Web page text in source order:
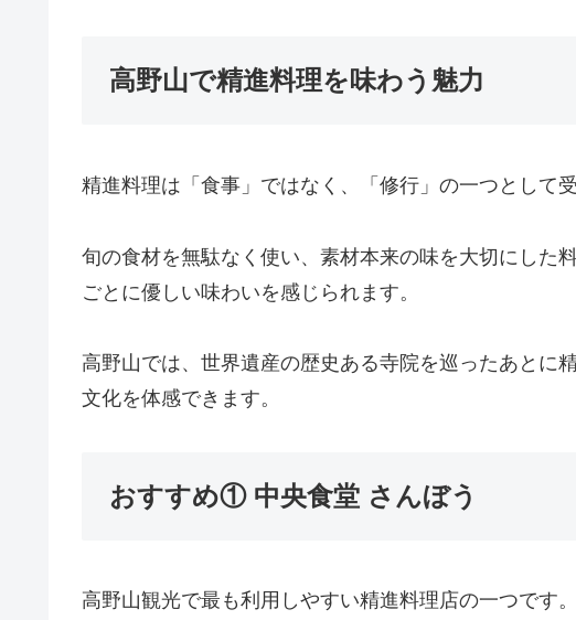
高野山で精進料理を味わう魅力
精進料理は「食事」ではなく、「修行」の一つとして
旬の食材を無駄なく使い、素材本来の味を大切にした
ごとに優しい味わいを感じられます。
高野山では、世界遺産の歴史ある寺院を巡ったあとに
文化を体感できます。
おすすめ① 中央食堂 さんぼう
高野山観光で最も利用しやすい精進料理店の一つです。